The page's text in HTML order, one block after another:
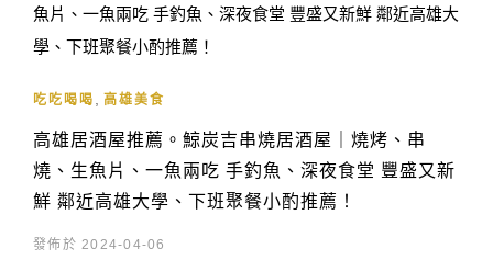
吃吃喝喝 高雄美食
高雄居酒屋推薦。鯨炭吉串燒居酒屋｜燒烤、串
燒、生魚片、一魚兩吃 手釣魚、深夜食堂 豐盛又新
鮮 鄰近高雄大學、下班聚餐小酌推薦！
發佈於 2024-04-06